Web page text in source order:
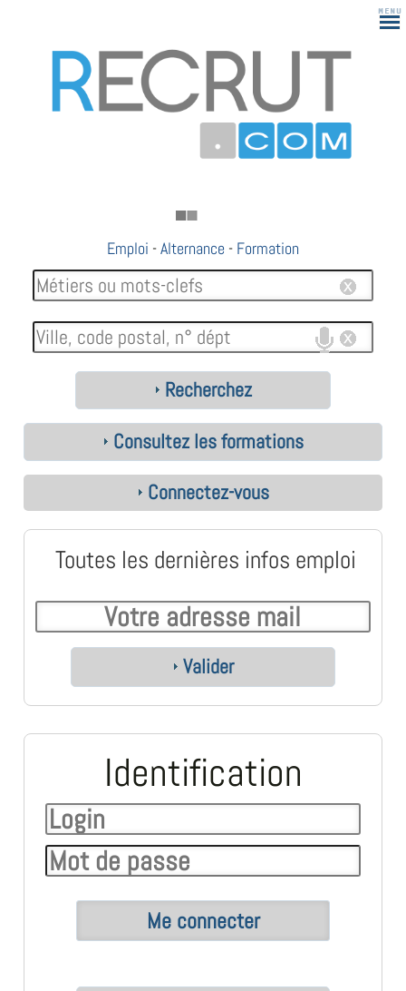
Emploi -Alternance - Formation
Recherchez
Consultez les formations
Connectez-vous
Toutes les dernières infos emploi
Valider
Identification